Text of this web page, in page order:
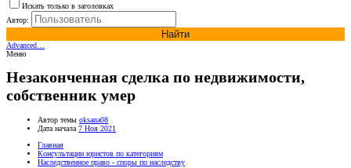
Искать только в заголовках
Автор:
Найти
Advanced…
Меню
Незаконченная сделка по недвижимости,
собственник умер
Автор темы oksana08
Дата начала 7 Ноя 2021
Главная
Консультации юристов по категориям
Наследственное право - споры по наследству